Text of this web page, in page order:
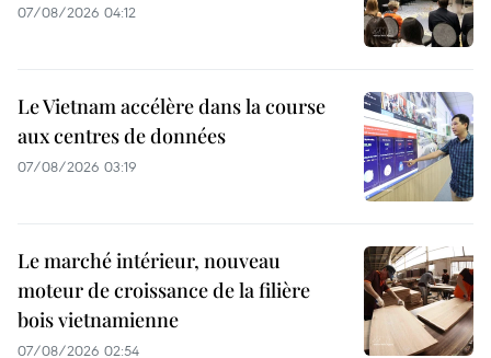
07/08/2026 04:12
Le Vietnam accélère dans la course
aux centres de données
07/08/2026 03:19
Le marché intérieur, nouveau
moteur de croissance de la filière
bois vietnamienne
07/08/2026 02:54